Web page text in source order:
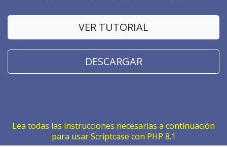
VER TUTORIAL
DESCARGAR
Lea todas las instrucciones necesarias a continuación
para usar Scriptcase con PHP 8.1